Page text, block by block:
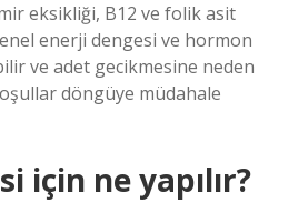
eksikliği, B12 ve folik asit
enerji dengesi ve hormon
ve adet gecikmesine neden
döngüye müdahale
için ne yapılır?